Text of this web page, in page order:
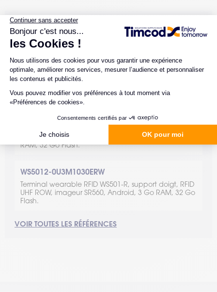
RÉFÉRENCES LIÉES À CE PRODUIT
Terminal wearable RFID WS501-R, support dos de la
main, RFID UHF ETSI (Europe 865-868 MHz), imageur
SR560, Android, 3 Go RAM, 32 Go Flash.WS5012-
0D3M1030ERW
WS5012-0D3M1030ERW
main, RFID UHF ROW, imageur SR560, Android, 3 Go
RAM, 32 Go Flash.
WS5012-0U3M1030ERW
Terminal wearable RFID WS501-R, support doigt, RFID
UHF ROW, imageur SR560, Android, 3 Go RAM, 32 Go
Flash.
VOIR TOUTES LES RÉFÉRENCES